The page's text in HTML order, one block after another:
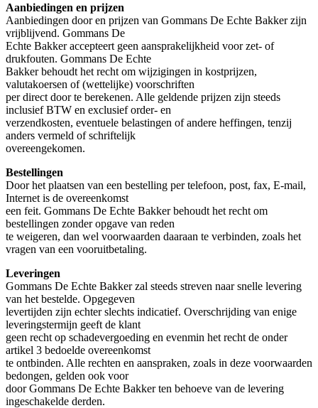
Aanbiedingen en prijzen
Aanbiedingen door en prijzen van Gommans De Echte Bakker zijn
vrijblijvend. Gommans De
Echte Bakker accepteert geen aansprakelijkheid voor zet- of
drukfouten. Gommans De Echte
Bakker behoudt het recht om wijzigingen in kostprijzen,
valutakoersen of (wettelijke) voorschriften
per direct door te berekenen. Alle geldende prijzen zijn steeds
inclusief BTW en exclusief order- en
verzendkosten, eventuele belastingen of andere heffingen, tenzij
anders vermeld of schriftelijk
overeengekomen.
Bestellingen
Door het plaatsen van een bestelling per telefoon, post, fax, E-mail,
Internet is de overeenkomst
een feit. Gommans De Echte Bakker behoudt het recht om
bestellingen zonder opgave van reden
te weigeren, dan wel voorwaarden daaraan te verbinden, zoals het
vragen van een vooruitbetaling.
Leveringen
Gommans De Echte Bakker zal steeds streven naar snelle levering
van het bestelde. Opgegeven
levertijden zijn echter slechts indicatief. Overschrijding van enige
leveringstermijn geeft de klant
geen recht op schadevergoeding en evenmin het recht de onder
artikel 3 bedoelde overeenkomst
te ontbinden. Alle rechten en aanspraken, zoals in deze voorwaarden
bedongen, gelden ook voor
door Gommans De Echte Bakker ten behoeve van de levering
ingeschakelde derden.